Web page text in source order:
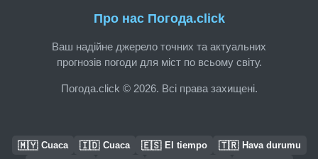
Про нас Погода.click
Ваш надійне джерело точних та актуальних
прогнозів погоди для міст по всьому світу.
Погода.click © 2026. Всі права захищені.
🇲🇾 Cuaca 🇮🇩 Cuaca 🇪🇸 El tiempo 🇹🇷 Hava durumu